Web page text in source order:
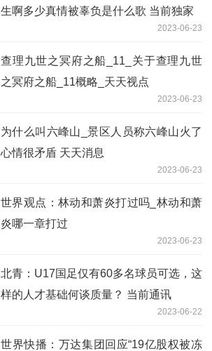
生啊多少真情被辜负是什么歌 当前独家
2023-06-23
查理九世之冥府之船_11_关于查理九世
之冥府之船_11概略_天天视点
2023-06-23
为什么叫六峰山_景区人员称六峰山火了
心情很矛盾 天天消息
2023-06-23
世界观点：林动和萧炎打过吗_林动和萧
炎哪一章打过
2023-06-23
北青：U17国足仅有60多名球员可选，这
样的人才基础何谈质量？ 当前通讯
2023-06-22
世界快播：万达集团回应“19亿股权被冻